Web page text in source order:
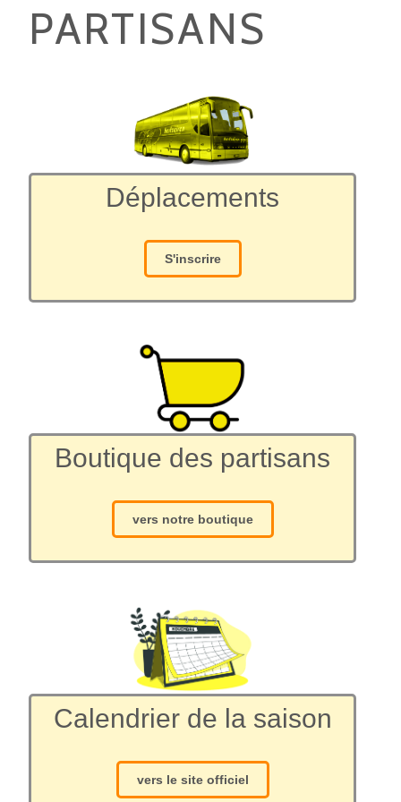
PARTISANS
Déplacements
S'inscrire
Boutique des partisans
vers notre boutique
Calendrier de la saison
vers le site officiel